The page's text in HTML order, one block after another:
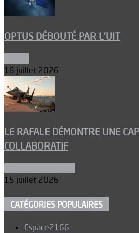
OPTUS DÉBOUTÉ PAR L’UIT
16 juillet 2026
LE RAFALE DÉMONTRE UNE
COLLABORATIF
15 juillet 2026
CATÉGORIES POPULAIRES
Espace2166